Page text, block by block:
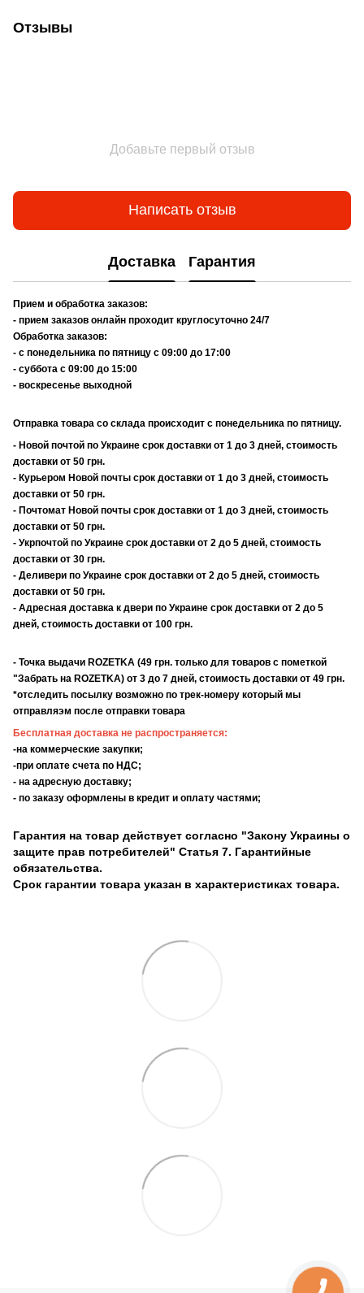
Отзывы
Добавьте первый отзыв
Написать отзыв
Доставка Гарантия
Прием и обработка заказов:
- прием заказов онлайн проходит круглосуточно 24/7
Обработка заказов:
- с понедельника по пятницу с 09:00 до 17:00
- суббота с 09:00 до 15:00
- воскресенье выходной
Отправка товара со склада происходит с понедельника по пятницу.
- Новой почтой по Украине срок доставки от 1 до 3 дней, стоимость
доставки от 50 грн.
- Курьером Новой почты срок доставки от 1 до 3 дней, стоимость
доставки от 50 грн.
- Почтомат Новой почты срок доставки от 1 до 3 дней, стоимость
доставки от 50 грн.
- Укрпочтой по Украине срок доставки от 2 до 5 дней, стоимость
доставки от 30 грн.
- Деливери по Украине срок доставки от 2 до 5 дней, стоимость
доставки от 50 грн.
- Адресная доставка к двери по Украине срок доставки от 2 до 5
дней, стоимость доставки от 100 грн.
- Точка выдачи ROZETKA (49 грн. только для товаров с пометкой
"Забрать на ROZETKA) от 3 до 7 дней, стоимость доставки от 49 грн.
*отследить посылку возможно по трек-номеру который мы
отправляэм после отправки товара
Бесплатная доставка не распространяется:
-на коммерческие закупки;
-при оплате счета по НДС;
- на адресную доставку;
- по заказу оформлены в кредит и оплату частями;
Гарантия на товар действует согласно "Закону Украины о
защите прав потребителей" Статья 7. Гарантийные
обязательства.
Срок гарантии товара указан в характеристиках товара.